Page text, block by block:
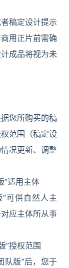
稿定设计提示
用正片前需确
成品将视为未
您所购买的稿
范围（稿定设
况更新、调整
”适用主体
可供自然人主
应主体所从事
”授权范围
队版”后，您于